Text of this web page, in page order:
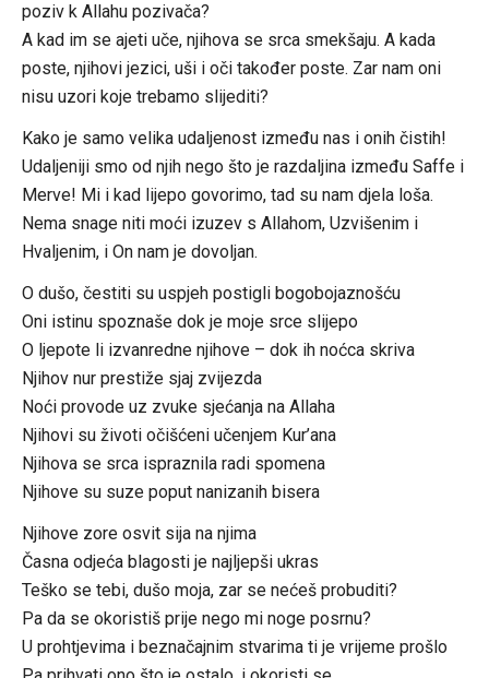
poziv k Allahu pozivača?
A kad im se ajeti uče, njihova se srca smekšaju. A kada
poste, njihovi jezici, uši i oči također poste. Zar nam oni
nisu uzori koje trebamo slijediti?
Kako je samo velika udaljenost između nas i onih čistih!
Udaljeniji smo od njih nego što je razdaljina između Saffe i
Merve! Mi i kad lijepo govorimo, tad su nam djela loša.
Nema snage niti moći izuzev s Allahom, Uzvišenim i
Hvaljenim, i On nam je dovoljan.
O dušo, čestiti su uspjeh postigli bogobojaznošću
Oni istinu spoznaše dok je moje srce slijepo
O ljepote li izvanredne njihove – dok ih noćca skriva
Njihov nur prestiže sjaj zvijezda
Noći provode uz zvuke sjećanja na Allaha
Njihovi su životi očišćeni učenjem Kur’ana
Njihova se srca ispraznila radi spomena
Njihove su suze poput nanizanih bisera
Njihove zore osvit sija na njima
Časna odjeća blagosti je najljepši ukras
Teško se tebi, dušo moja, zar se nećeš probuditi?
Pa da se okoristiš prije nego mi noge posrnu?
U prohtjevima i beznačajnim stvarima ti je vrijeme prošlo